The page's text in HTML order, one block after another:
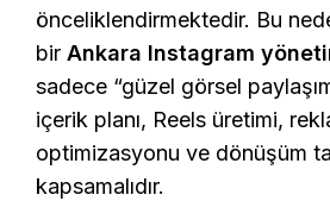
önceliklendirmektedir. Bu
bir Ankara Instagram
sadece “güzel görsel
içerik planı, Reels üretimi,
optimizasyonu ve dönüşüm
kapsamalıdır.